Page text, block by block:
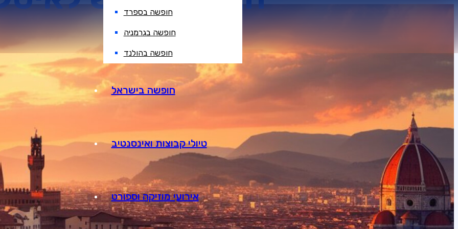
חופשה בספרד
חופשה בגרמניה
חופשה בהולנד
חופשה בישראל
טיולי קבוצות ואינסנטיב
אירועי מוזיקה וספורט